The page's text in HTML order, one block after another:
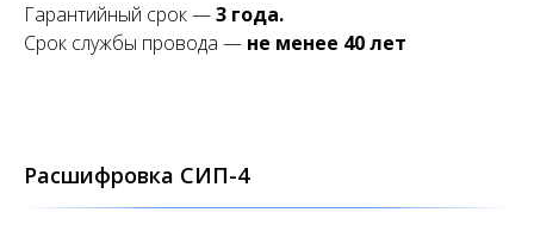
Гарантийный срок —3 года.
Срок службы провода — не менее 40 лет
Расшифровка СИП-4